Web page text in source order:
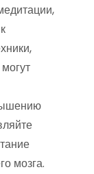
мозга.